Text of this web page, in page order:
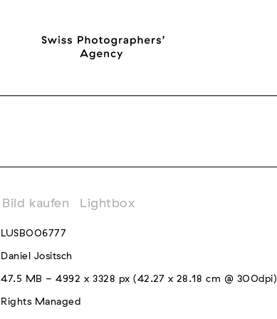
Bild kaufen Lightbox
LUSB006777
Daniel Jositsch
47.5 MB - 4992 x 3328 px (42.27 x 28.18 cm @ 300dpi)
Rights Managed